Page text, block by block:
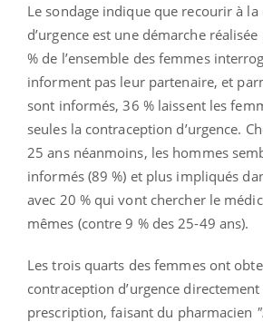
Le sondage indique que recourir à
d’urgence est une démarche
% de l’ensemble des femmes
informent pas leur partenaire, et
sont informés, 36 % laissent les
seules la contraception d’urgence.
25 ans néanmoins, les hommes
informés (89 %) et plus impliqués
avec 20 % qui vont chercher le
mêmes (contre 9 % des 25-49 ans).
Les trois quarts des femmes ont
contraception d’urgence
prescription, faisant du pharmacien